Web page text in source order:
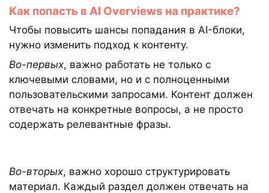
Как попасть в AI Overviews на практике?
Чтобы повысить шансы попадания в AI-блоки,
нужно изменить подход к контенту.
Во-первых, важно работать не только с
ключевыми словами, но и с полноценными
пользовательскими запросами. Контент должен
отвечать на конкретные вопросы, а не просто
содержать релевантные фразы.
Во-вторых, важно хорошо структурировать
материал. Каждый раздел должен отвечать на